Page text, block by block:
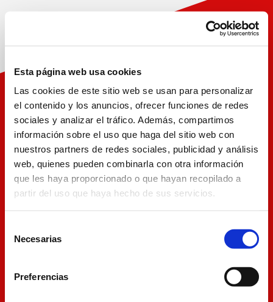
Esta página web usa cookies
Las cookies de este sitio web se usan para personalizar
el contenido y los anuncios, ofrecer funciones de redes
sociales y analizar el tráfico. Además, compartimos
información sobre el uso que haga del sitio web con
nuestros partners de redes sociales, publicidad y análisis
web, quienes pueden combinarla con otra información
que les haya proporcionado o que hayan recopilado a
partir del uso que haya hecho de sus servicios.
Necesarias
Preferencias
VOLVER
RECUPERAR CONTRASEÑA
Introduce tu dirección de correo electrónico
de usuario y te enviaremos un mensaje con
las instrucciones para modificar la
contraseña.
Correo electrónico